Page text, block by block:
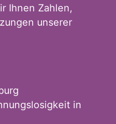
Ihnen Zahlen,
unserer
in